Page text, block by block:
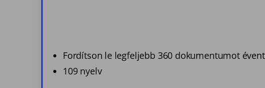
Fordítson le legfeljebb 360 dokumentumot
109 nyelv